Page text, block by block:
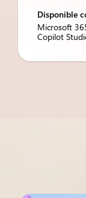
Disponible
Microsoft
Copilot